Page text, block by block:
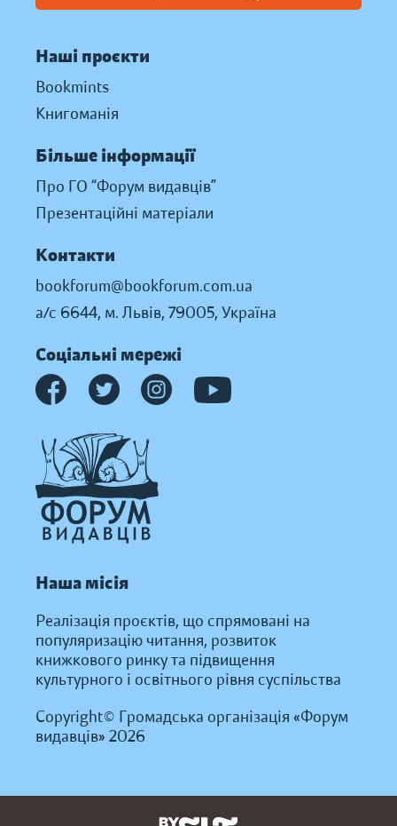
Наші проєкти
Bookmints
Книгоманія
Більше інформації
Про ГО “Форум видавців”
Презентаційні матеріали
Контакти
bookforum@bookforum.com.ua
а/с 6644, м. Львів, 79005, Україна
Соціальні мережі
Наша місія
Реалізація проєктів, що спрямовані на
популяризацію читання, розвиток
книжкового ринку та підвищення
культурного і освітнього рівня суспільства
Copyright© Громадська організація «Форум
видавців» 2026